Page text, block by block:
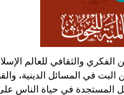
والثقافي للعالم
في المسائل الدينية،
المستجدة في حياة